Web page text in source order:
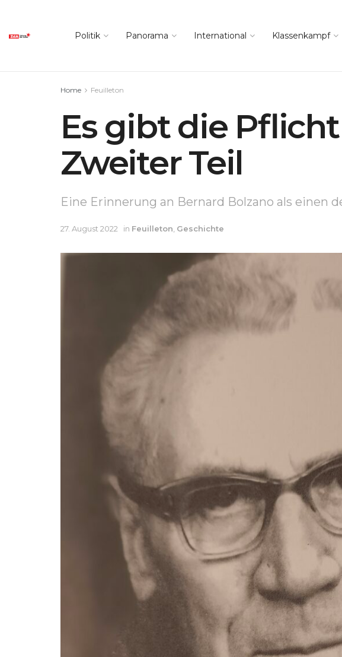
Politik Panorama International Klassenkampf
Home Feuilleton
Es gibt die
Zweiter Teil
Eine Erinnerung an Bernard Bolzano als einen
27. August 2022 in Feuilleton, Geschichte